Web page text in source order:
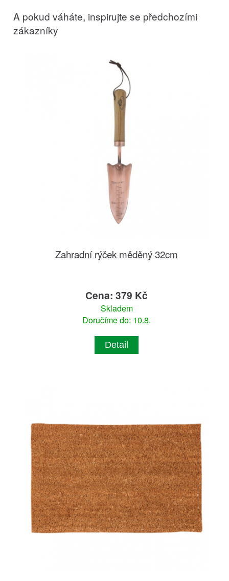
A pokud váháte, inspirujte se předchozími
zákazníky
Zahradní rýček měděný 32cm
Cena: 379 Kč
Skladem
Doručíme do: 10.8.
Detail